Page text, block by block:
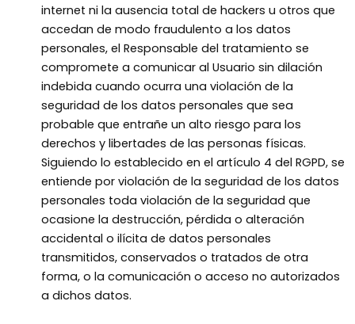
internet ni la ausencia total de hackers u otros que
accedan de modo fraudulento a los datos
personales, el Responsable del tratamiento se
compromete a comunicar al Usuario sin dilación
indebida cuando ocurra una violación de la
seguridad de los datos personales que sea
probable que entrañe un alto riesgo para los
derechos y libertades de las personas físicas.
Siguiendo lo establecido en el artículo 4 del RGPD, se
entiende por violación de la seguridad de los datos
personales toda violación de la seguridad que
ocasione la destrucción, pérdida o alteración
accidental o ilícita de datos personales
transmitidos, conservados o tratados de otra
forma, o la comunicación o acceso no autorizados
a dichos datos.